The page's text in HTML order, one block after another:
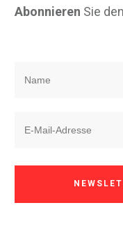
Abonnieren Sie den